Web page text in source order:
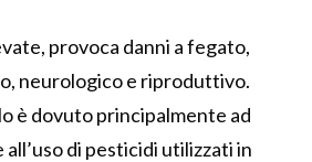
provoca danni a fegato,
neurologico e riproduttivo.
è dovuto principalmente ad
di pesticidi utilizzati in